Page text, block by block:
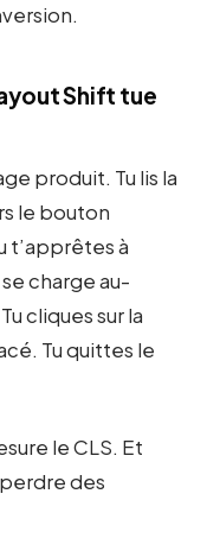
Shift tue
produit. Tu lis la
le bouton
t’apprêtes à
charge au-
cliques sur la
Tu quittes le
le CLS. Et
des